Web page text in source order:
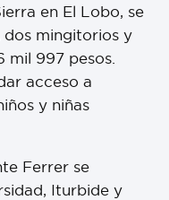
en El Lobo, se
dos mingitorios y
mil 997 pesos.
acceso a
y niñas
Ferrer se
Iturbide y